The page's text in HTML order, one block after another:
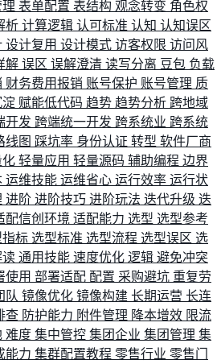
表单配置 表结构 观念转变 角色权
析 计算逻辑 认可标准 认知 认知误区
设计复用 设计模式 访客权限 访问风
解 误区 误解澄清 读写分离 豆包 负载
财务费用报销 账号保护 账号管理 质
赋能低代码 趋势 趋势分析 跨地域
开发 跨端统一开发 跨系统业 跨系统
线图 踩坑率 身份认证 转型 软件厂商
化 轻量应用 轻量源码 辅助编程 边界
运维技能 运维省心 运行效率 运行状
进阶 进阶技巧 进阶玩法 迭代升级 迭
配信创环境 适配能力 选型 选型参考
标 选型标准 选型流程 选型误区 选
读 通用技能 速度优化 逻辑 避免冲突
使用 部署适配 配置 采购避坑 重复劳
队 镜像优化 镜像构建 长期运营 长连
查 防护能力 附件管理 降本增效 限流
难度 集中管控 集团企业 集团管理 集
能力 集群配置教程 零售行业 零售门